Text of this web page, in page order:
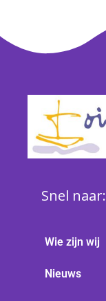
Snel naar:
Wie zijn wij
Nieuws